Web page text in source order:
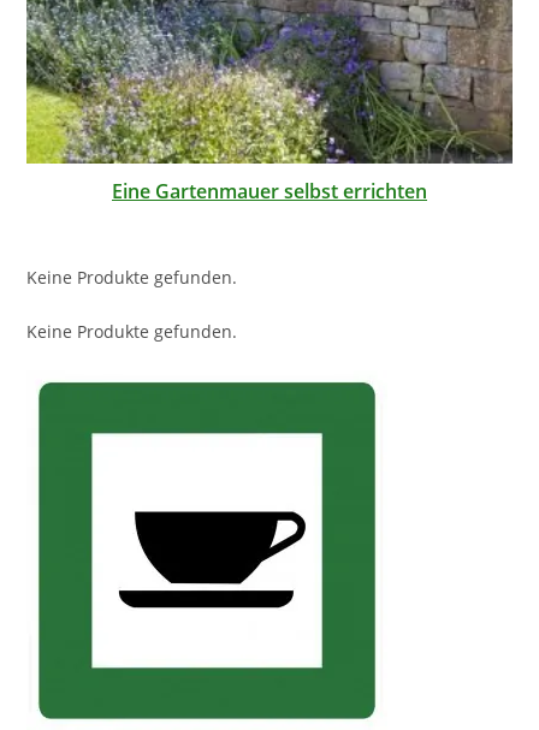
Eine Gartenmauer selbst errichten
Keine Produkte gefunden.
Keine Produkte gefunden.